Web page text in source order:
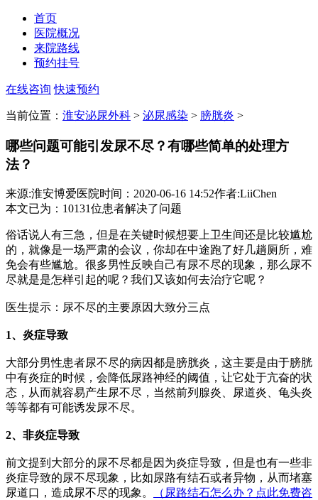
首页
医院概况
来院路线
预约挂号
在线咨询 快速预约
当前位置： 淮安泌尿外科 > 泌尿感染 > 膀胱炎 >
哪些问题可能引发尿不尽？有哪些简单的处理方
法？
来源:淮安博爱医院时间：2020-06-16 14:52作者:LiiChen
本文已为 ：10131位患者解决了问题
俗话说人有三急，但是在关键时候想要上卫生间还是比较尴尬
的，就像是一场严肃的会议，你却在中途跑了好几趟厕所，难
免会有些尴尬。很多男性反映自己有尿不尽的现象，那么尿不
尽就是是怎样引起的呢？我们又该如何去治疗它呢？
医生提示：尿不尽的主要原因大致分三点
1、炎症导致
大部分男性患者尿不尽的病因都是膀胱炎，这主要是由于膀胱
中有炎症的时候，会降低尿路神经的阈值，让它处于亢奋的状
态，从而就容易产生尿不尽，当然前列腺炎、尿道炎、龟头炎
等等都有可能诱发尿不尽。
2、非炎症导致
前文提到大部分的尿不尽都是因为炎症导致，但是也有一些非
炎症导致的尿不尽现象，比如尿路有结石或者异物，从而堵塞
尿道口，造成尿不尽的现象。
（尿路结石怎么办？点此免费咨